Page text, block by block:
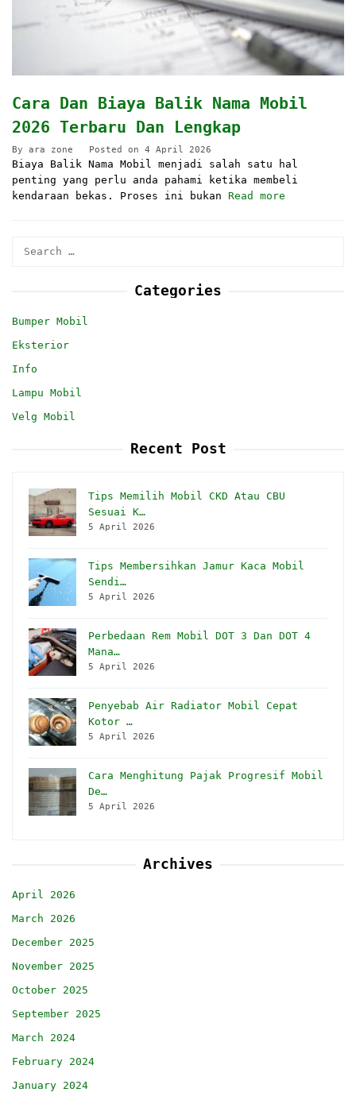
Cara Dan Biaya Balik Nama Mobil
2026 Terbaru Dan Lengkap
By ara zone Posted on 4 April 2026
Biaya Balik Nama Mobil menjadi salah satu hal
penting yang perlu anda pahami ketika membeli
kendaraan bekas. Proses ini bukan Read more
Categories
Bumper Mobil
Eksterior
Info
Lampu Mobil
Velg Mobil
Recent Post
Tips Memilih Mobil CKD Atau CBU
Sesuai K…
5 April 2026
Tips Membersihkan Jamur Kaca Mobil
Sendi…
5 April 2026
Perbedaan Rem Mobil DOT 3 Dan DOT 4
Mana…
5 April 2026
Penyebab Air Radiator Mobil Cepat
Kotor …
5 April 2026
Cara Menghitung Pajak Progresif Mobil
De…
5 April 2026
Archives
April 2026
March 2026
December 2025
November 2025
October 2025
September 2025
March 2024
February 2024
January 2024